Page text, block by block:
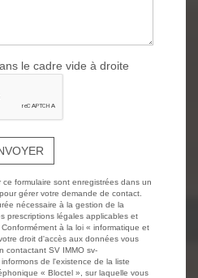
le cadre vide à droite
formulaire sont enregistrées dans un
gérer votre demande de contact.
nécessaire à la gestion de la
prescriptions légales applicables et
à la loi « informatique et
droit d'accès aux données vous
contactant SV IMMO sv-
de l'existence de la liste
« Bloctel », sur laquelle vous